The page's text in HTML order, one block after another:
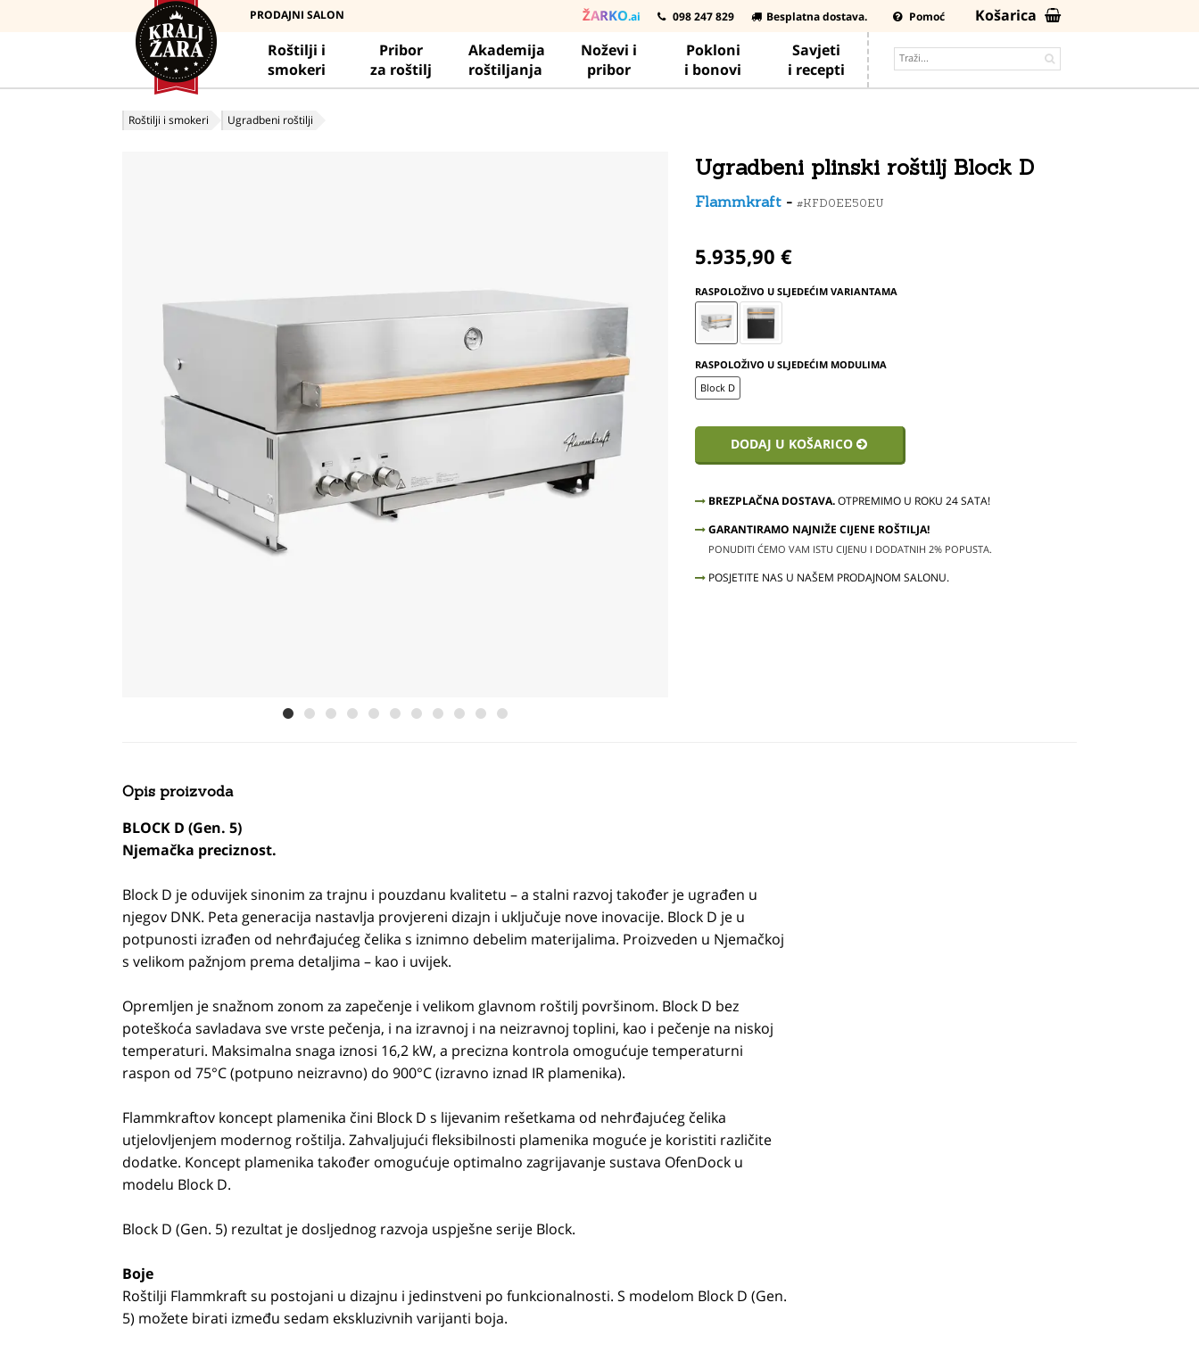
PRODAJNI SALON ŽARKO.ai 098 247 829 Besplatna dostava. Pomoć
Košarica
Roštilji i
smokeri
Pribor
za roštilj
Akademija
roštiljanja
Noževi i
pribor
Pokloni
i bonovi
Savjeti
i recepti
Roštilji i smokeri Ugradbeni roštilji
Ugradbeni plinski roštilj Block D
Flammkraft- #KFD0EE50EU
5.935,90 €
RASPOLOŽIVO U SLJEDEĆIM VARIANTAMA
RASPOLOŽIVO U SLJEDEĆIM MODULIMA
Block D
DODAJ U KOŠARICO
BREZPLAČNA DOSTAVA.OTPREMIMO U ROKU 24 SATA!
GARANTIRAMO NAJNIŽE CIJENE ROŠTILJA!
PONUDITI ĆEMO VAM ISTU CIJENU I DODATNIH 2% POPUSTA.
POSJETITE NAS U NAŠEM PRODAJNOM SALONU.
Opis proizvoda
BLOCK D (Gen. 5)
Njemačka preciznost.
Block D je oduvijek sinonim za trajnu i pouzdanu kvalitetu – a stalni razvoj također je ugrađen u
njegov DNK. Peta generacija nastavlja provjereni dizajn i uključuje nove inovacije. Block D je u
potpunosti izrađen od nehrđajućeg čelika s iznimno debelim materijalima. Proizveden u Njemačkoj
s velikom pažnjom prema detaljima – kao i uvijek.
Opremljen je snažnom zonom za zapečenje i velikom glavnom roštilj površinom. Block D bez
poteškoća savladava sve vrste pečenja, i na izravnoj i na neizravnoj toplini, kao i pečenje na niskoj
temperaturi. Maksimalna snaga iznosi 16,2 kW, a precizna kontrola omogućuje temperaturni
raspon od 75°C (potpuno neizravno) do 900°C (izravno iznad IR plamenika).
Flammkraftov koncept plamenika čini Block D s lijevanim rešetkama od nehrđajućeg čelika
utjelovljenjem modernog roštilja. Zahvaljujući fleksibilnosti plamenika moguće je koristiti različite
dodatke. Koncept plamenika također omogućuje optimalno zagrijavanje sustava OfenDock u
modelu Block D.
Block D (Gen. 5) rezultat je dosljednog razvoja uspješne serije Block.
Boje
Roštilji Flammkraft su postojani u dizajnu i jedinstveni po funkcionalnosti. S modelom Block D (Gen.
5) možete birati između sedam ekskluzivnih varijanti boja.